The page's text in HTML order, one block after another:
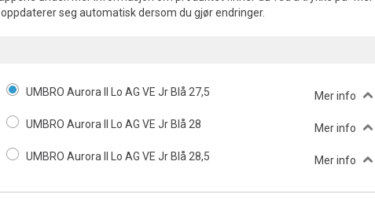
seg automatisk dersom du gjør endringer.
UMBRO Aurora II Lo AG VE Jr Blå 27,5
Mer info
UMBRO Aurora II Lo AG VE Jr Blå 28 Mer info
UMBRO Aurora II Lo AG VE Jr Blå 28,5 Mer info